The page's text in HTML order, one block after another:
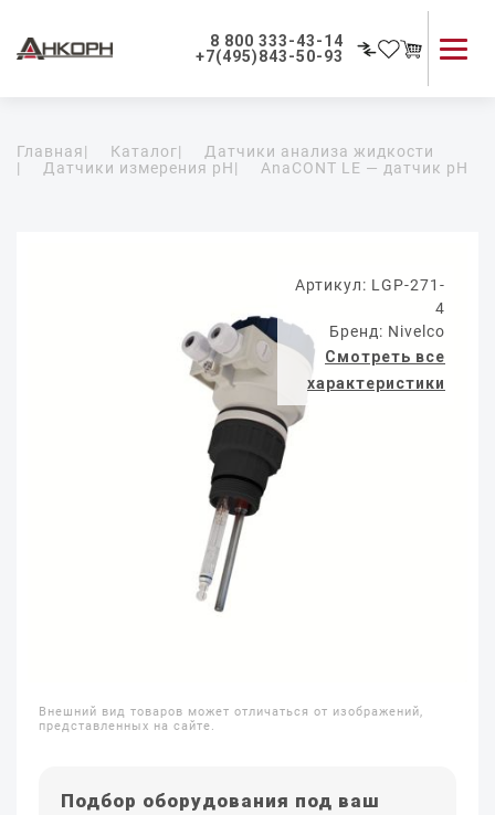
8 800 333-43-14
+7(495)843-50-93
Применение приборов
Главная| Каталог|
Датчики анализа жидкости
|
Датчики измерения pH| AnaCONT LE — датчик pH
Артикул: LGP-271-
4
Бренд: Nivelco
Смотреть все
характеристики
Внешний вид товаров может отличаться от изображений,
представленных на сайте.
Подбор оборудования под ваш